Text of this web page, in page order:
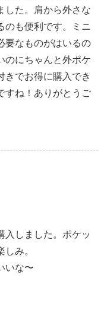
した。肩から外さな
のも便利です。ミニ
要なものがはいるの
のにちゃんと外ポケ
きでお得に購入でき
すね！ありがとうご
入しました。ポケッ
み。
いな〜